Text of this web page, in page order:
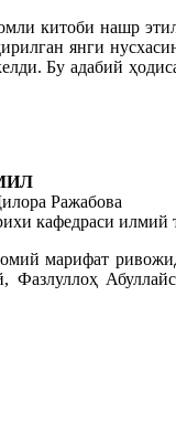
китоби нашр
янги
Бу адабий
Ражабова
кафедраси илмий
марифат
Фазлуллоҳ